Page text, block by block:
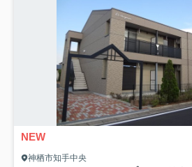
NEW
神栖市知手中央